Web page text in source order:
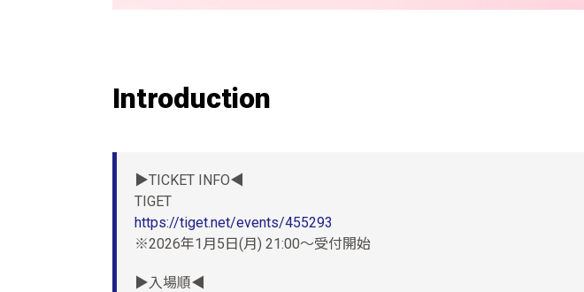
Introduction
▶︎TICKET INFO◀︎
TIGET
https://tiget.net/events/455293
※2026年1月5日(月) 21:00〜受付開始
▶︎入場順◀︎